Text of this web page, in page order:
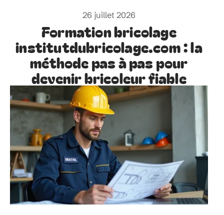
26 juillet 2026
Formation bricolage
institutdubricolage.com : la
méthode pas à pas pour
devenir bricoleur fiable